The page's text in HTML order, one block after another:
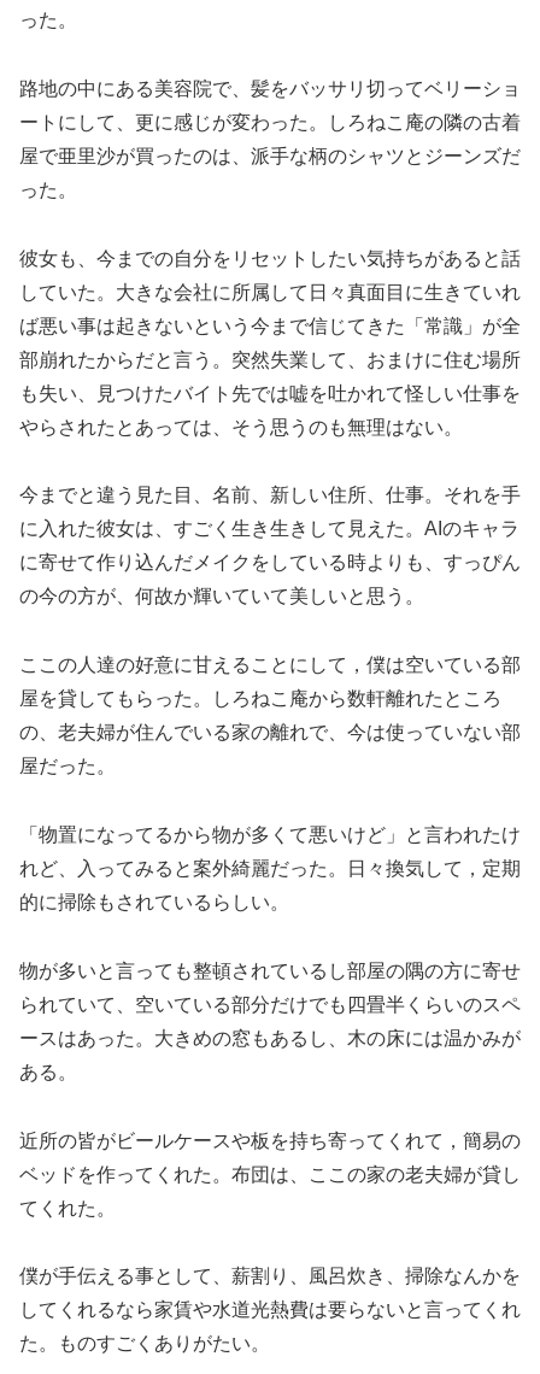
った。
路地の中にある美容院で、髪をバッサリ切ってベリーショ
ートにして、更に感じが変わった。しろねこ庵の隣の古着
屋で亜里沙が買ったのは、派手な柄のシャツとジーンズだ
った。
彼女も、今までの自分をリセットしたい気持ちがあると話
していた。大きな会社に所属して日々真面目に生きていれ
ば悪い事は起きないという今まで信じてきた「常識」が全
部崩れたからだと言う。突然失業して、おまけに住む場所
も失い、見つけたバイト先では嘘を吐かれて怪しい仕事を
やらされたとあっては、そう思うのも無理はない。
今までと違う見た目、名前、新しい住所、仕事。それを手
に入れた彼女は、すごく生き生きして見えた。AIのキャラ
に寄せて作り込んだメイクをしている時よりも、すっぴん
の今の方が、何故か輝いていて美しいと思う。
ここの人達の好意に甘えることにして，僕は空いている部
屋を貸してもらった。しろねこ庵から数軒離れたところ
の、老夫婦が住んでいる家の離れで、今は使っていない部
屋だった。
「物置になってるから物が多くて悪いけど」と言われたけ
れど、入ってみると案外綺麗だった。日々換気して，定期
的に掃除もされているらしい。
物が多いと言っても整頓されているし部屋の隅の方に寄せ
られていて、空いている部分だけでも四畳半くらいのスペ
ースはあった。大きめの窓もあるし、木の床には温かみが
ある。
近所の皆がビールケースや板を持ち寄ってくれて，簡易の
ベッドを作ってくれた。布団は、ここの家の老夫婦が貸し
てくれた。
僕が手伝える事として、薪割り、風呂炊き、掃除なんかを
してくれるなら家賃や水道光熱費は要らないと言ってくれ
た。ものすごくありがたい。